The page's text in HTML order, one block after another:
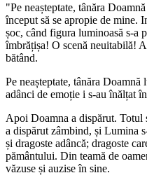
"Pe neașteptate, tânăra
început să se apropie de mine.
șoc, când figura luminoasă s-a
îmbrățișa! O scenă neuitabilă!
bătând.
Pe neașteptate, tânăra
adânci de emoție i s-au înălțat
Apoi Doamna a dispărut. Totul
a dispărut zâmbind, și Lumina
și dragoste adâncă; dragoste
pământului. Din teamă de
văzuse și auzise în sine.